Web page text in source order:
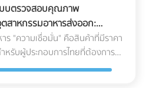
บบตรวจสอบคุณภาพ
สาหกรรมอาหารส่งออก:
ลก
ร "ความเชื่อมั่น" คือสินค้าที่มีราคา
หรับผู้ประกอบการไทยที่ต้องการ
ระเทศที่มีมาตรฐานเข้มงวดอย่าง